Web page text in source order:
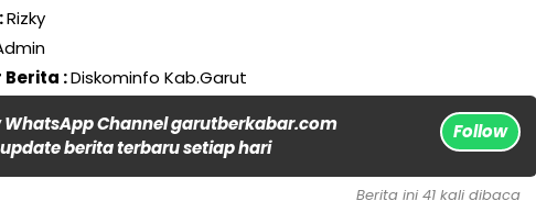
Rizky
Berita :Diskominfo Kab.Garut
WhatsApp Channel garutberkabar.com
berita terbaru setiap hari
Follow
Berita ini 41 kali dibaca